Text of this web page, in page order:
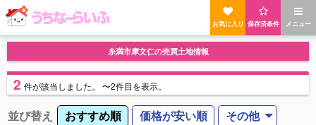
メニュー
保存済条件
お気に入り
糸満市摩文仁の売買土地情報
2 件が該当しました。 〜2件目を表示。
並び替え おすすめ順 価格が安い順 その他